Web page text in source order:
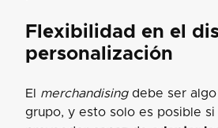
Flexibilidad en el
personalización
El merchandisingdebe ser algo
grupo, y esto solo es posible